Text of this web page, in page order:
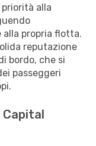
alla
propria flotta.
reputazione
bordo, che si
passeggeri
Capital